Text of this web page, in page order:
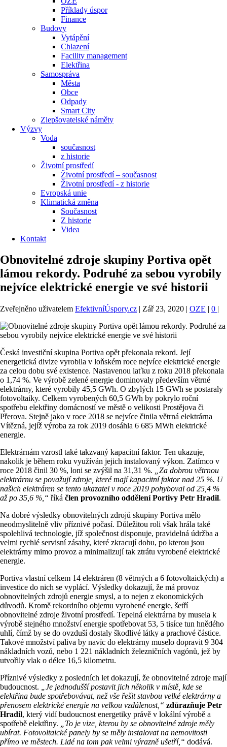
Příklady úspor
Finance
Budovy
Vytápění
Chlazení
Facility management
Elektřina
Samospráva
Města
Obce
Odpady
Smart City
Zlepšovatelské náměty
Výzvy
Voda
současnost
z historie
Životní prostředí
Životní prostředí – současnost
Životní prostředí ​- z historie
Evropská unie
Klimatická změna
Současnost
Z historie
Videa
Kontakt
Obnovitelné zdroje skupiny Portiva opět
lámou rekordy. Podruhé za sebou vyrobily
nejvíce elektrické energie ve své historii
Zveřejněno uživatelem EfektivníÚspory.cz | Zář 23, 2020 | OZE | 0 |
Česká investiční skupina Portiva opět překonala rekord. Její
energetická divize vyrobila v loňském roce nejvíce elektrické energie
za celou dobu své existence. Nastavenou laťku z roku 2018 překonala
o 1,74 %. Ve výrobě zelené energie dominovaly především větrné
elektrárny, které vyrobily 45,5 GWh. O zbylých 15 GWh se postaraly
fotovoltaiky. Celkem vyrobených 60,5 GWh by pokrylo roční
spotřebu elektřiny domácností ve městě o velikosti Prostějova či
Přerova. Stejně jako v roce 2018 se nejvíce činila větrná elektrárna
Vítězná, jejíž výroba za rok 2019 dosáhla 6 685 MWh elektrické
energie.
Elektrárnám vzrostl také takzvaný kapacitní faktor. Ten ukazuje,
nakolik je během roku využíván jejich instalovaný výkon. Zatímco v
roce 2018 činil 30 %, loni se zvýšil na 31,31 %.
„Za dobrou větrnou
elektrárnu se považují zdroje, které mají kapacitní faktor nad 25 %. U
našich elektráren se tento ukazatel v roce 2019 pohyboval od 25,4 %
až po 35,6 %,“ říká člen provozního oddělení Portivy Petr Hradil.
Na dobré výsledky obnovitelných zdrojů skupiny Portiva mělo
neodmyslitelně vliv příznivé počasí. Důležitou roli však hrála také
spolehlivá technologie, jíž společnost disponuje, pravidelná údržba a
velmi rychlé servisní zásahy, které zkracují dobu, po kterou jsou
elektrárny mimo provoz a minimalizují tak ztrátu vyrobené elektrické
energie.
Portiva vlastní celkem 14 elektráren (8 větrných a 6 fotovoltaických) a
investice do nich se vyplácí. Výsledky dokazují, že má provoz
obnovitelných zdrojů energie smysl, a to nejen z ekonomických
důvodů. Kromě rekordního objemu vyrobené energie, šetří
obnovitelné zdroje životní prostředí. Tepelná elektrárna by musela k
výrobě stejného množství energie spotřebovat 53, 5 tisíce tun hnědého
uhlí, čímž by se do ovzduší dostaly škodlivé látky a prachové částice.
Takové množství paliva by navíc do elektrárny muselo dopravit 9 304
nákladních vozů, nebo 1 221 nákladních železničních vagónů, jež by
utvořily vlak o délce 16,5 kilometru.
Příznivé výsledky z posledních let dokazují, že obnovitelné zdroje mají
budoucnost.
„Je jednodušší postavit jich několik v místě, kde se
elektřina bude spotřebovávat, než vše řešit stavbou velké elektrárny a
přenosem elektrické energie na velkou vzdálenost,“ zdůrazňuje Petr
Hradil, který vidí budoucnost energetiky právě v lokální výrobě a
spotřebě elektřiny.
„To je vize, kterou by se obnovitelné zdroje měly
ubírat. Fotovoltaické panely by se měly instalovat na nemovitosti
přímo ve městech. Lidé na tom pak velmi výrazně ušetří,“ dodává.